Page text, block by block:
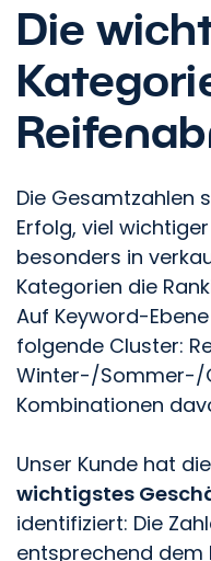
Die
Die Gesamtzahlen
Erfolg, viel
besonders in
Kategorien die
Auf Keyword-
folgende Cluster:
Winter-/Sommer-/
Kombinationen
Unser Kunde hat
wichtigstes
identifiziert: Die
entsprechend dem